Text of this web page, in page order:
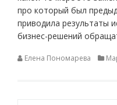
про который был
приводила результаты
бизнес-решений
Елена Пономарева